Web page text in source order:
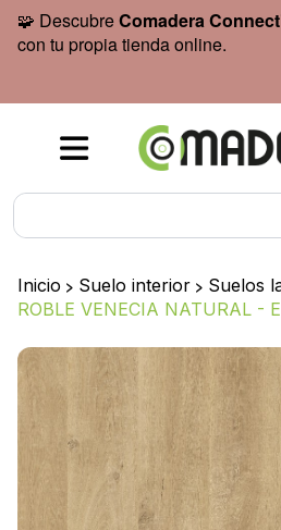
🧩 DescubreComadera
con tu propia tienda online.
Inicio > Suelo interior > Suelos
ROBLE VENECIA NATURAL -